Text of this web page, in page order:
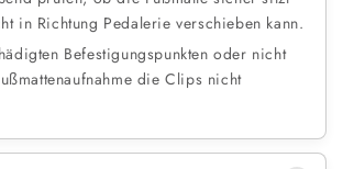
in Richtung Pedalerie verschieben kann.
Befestigungspunkten oder nicht
die Clips nicht